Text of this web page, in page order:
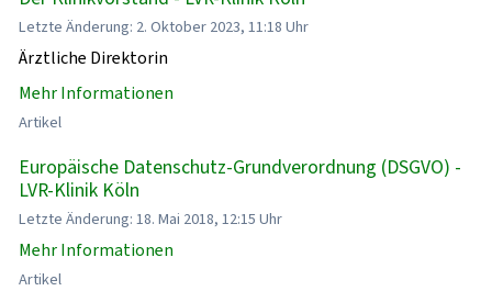
Letzte Änderung: 2. Oktober 2023, 11:18 Uhr
Ärztliche Direktorin
Mehr Informationen
Artikel
Europäische Datenschutz-Grundverordnung (DSGVO) -
LVR-Klinik Köln
Letzte Änderung: 18. Mai 2018, 12:15 Uhr
Mehr Informationen
Artikel